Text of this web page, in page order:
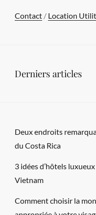
Contact / Location
Derniers articles
Deux endroits
du Costa Rica
3 idées d’hôtels
Vietnam
Comment choisir la